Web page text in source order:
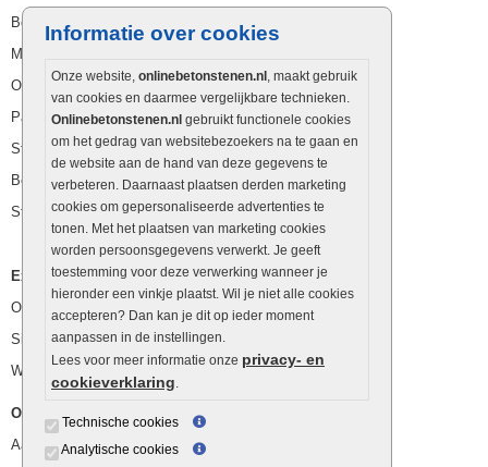
Informatie over cookies
Onze website, onlinebetonstenen.nl , maakt gebruik
van cookies en daarmee vergelijkbare technieken.
Onlinebetonstenen.nl gebruikt functionele cookies
om het gedrag van websitebezoekers na te gaan en
de website aan de hand van deze gegevens te
verbeteren. Daarnaast plaatsen derden marketing
cookies om gepersonaliseerde advertenties te
tonen. Met het plaatsen van marketing cookies
worden persoonsgegevens verwerkt. Je geeft
toestemming voor deze verwerking wanneer je
hieronder een vinkje plaatst. Wil je niet alle cookies
accepteren? Dan kan je dit op ieder moment
aanpassen in de instellingen.
Lees voor meer informatie onze privacy- en
cookieverklaring.
Technische cookies
Analytische cookies
Betonbielzen
Muurstenen
Opsluitbanden
Palissaden
Stapelblokken
Betonblokken
Stapelstenen
Extra benodigdheden
Ophoogzand
Siergrind en siersplit
Waterafvoer
Overig
Aanbiedingen